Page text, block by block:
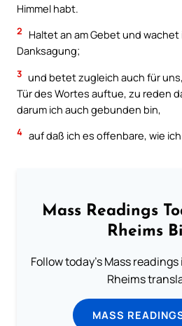
Himmel habt.
2
Haltet an am Gebet und
Danksagung;
3 und betet zugleich auch für
Tür des Wortes auftue, zu reden
darum ich auch gebunden bin,
4 auf daß ich es offenbare, wie
Mass Readings
Rheims
Follow today's Mass
Rheims
MASS